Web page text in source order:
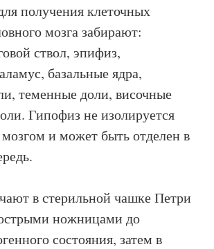
получения клеточных
мозга забирают:
ствол, эпифиз,
базальные ядра,
теменные доли, височные
Гипофиз не изолируется
и может быть отделен в
в стерильной чашке Петри
ножницами до
состояния, затем в